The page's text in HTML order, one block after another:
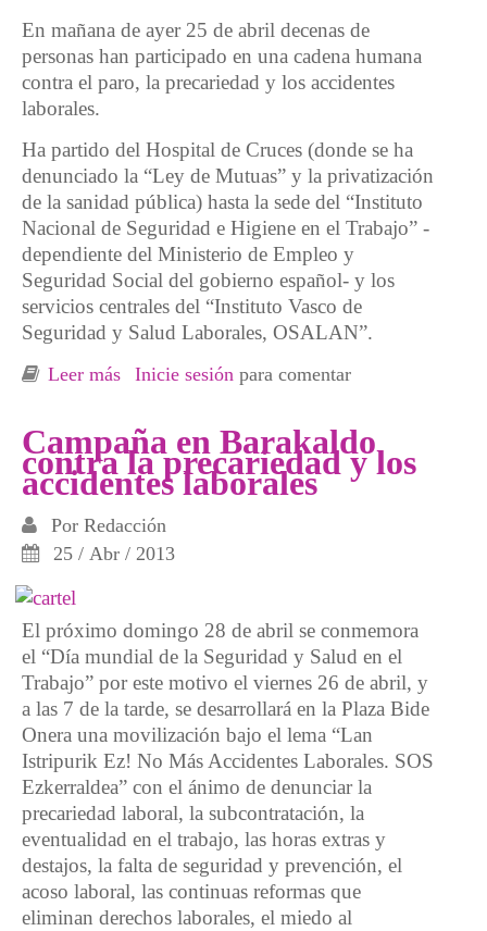
En mañana de ayer 25 de abril decenas de
personas han participado en una cadena humana
contra el paro, la precariedad y los accidentes
laborales.
Ha partido del Hospital de Cruces (donde se ha
denunciado la “Ley de Mutuas” y la privatización
de la sanidad pública) hasta la sede del “Instituto
Nacional de Seguridad e Higiene en el Trabajo” -
dependiente del Ministerio de Empleo y
Seguridad Social del gobierno español- y los
servicios centrales del “Instituto Vasco de
Seguridad y Salud Laborales, OSALAN”.
Leer más sobre Cadena humana en Barakaldo contra el
Inicie sesión para comentar
Campaña en Barakaldo
contra la precariedad y los
accidentes laborales
Por Redacción
25 / Abr / 2013
El próximo domingo 28 de abril se conmemora
el “Día mundial de la Seguridad y Salud en el
Trabajo” por este motivo el viernes 26 de abril, y
a las 7 de la tarde, se desarrollará en la Plaza Bide
Onera una movilización bajo el lema “Lan
Istripurik Ez! No Más Accidentes Laborales. SOS
Ezkerraldea” con el ánimo de denunciar la
precariedad laboral, la subcontratación, la
eventualidad en el trabajo, las horas extras y
destajos, la falta de seguridad y prevención, el
acoso laboral, las continuas reformas que
eliminan derechos laborales, el miedo al